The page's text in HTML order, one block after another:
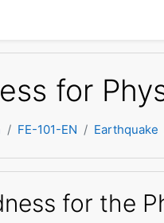
for
FE-101-EN Earthquake
for the